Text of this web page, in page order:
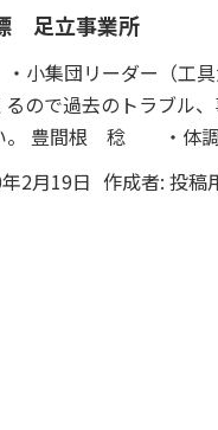
足立事業所
団リーダー（工具
ので過去のトラブル
。 豊間根 稔 ・体
2月19日 作成者: 投稿